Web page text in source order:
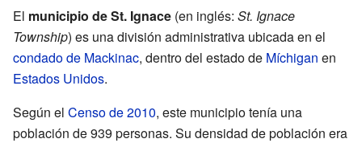
El municipio de St. Ignace (en inglés: St. Ignace
Township) es una división administrativa ubicada en el
condado de Mackinac, dentro del estado de Míchigan en
Estados Unidos.
Según el Censo de 2010, este municipio tenía una
población de 939 personas. Su densidad de población era